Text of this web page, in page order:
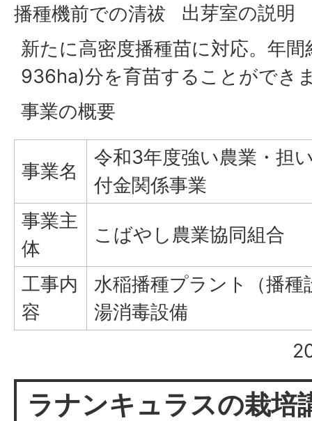
播種機前での清祓
出芽室の説明
新たに高密度播種苗に対応。年
936ha)分を育苗することができ
事業の概要
事業名
令和3年度強い農業・担
付金関係事業
事業主
体
こばやし農業協同組合
工事内
容
水稲播種プラント（播種
湯消毒設備
ラナンキュラスの栽培